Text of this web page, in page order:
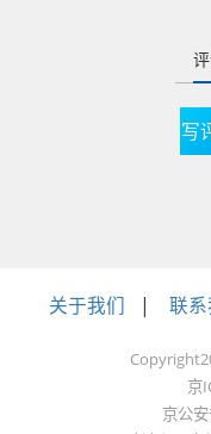
试
支
板
试
步
布
写
关于我们 | 联
京
京公